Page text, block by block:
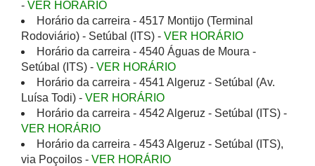
- VER HORÁRIO
Horário da carreira - 4517 Montijo (Terminal
Rodoviário) - Setúbal (ITS) - VER HORÁRIO
Horário da carreira - 4540 Águas de Moura -
Setúbal (ITS) - VER HORÁRIO
Horário da carreira - 4541 Algeruz - Setúbal (Av.
Luísa Todi) - VER HORÁRIO
Horário da carreira - 4542 Algeruz - Setúbal (ITS) -
VER HORÁRIO
Horário da carreira - 4543 Algeruz - Setúbal (ITS),
via Poçoilos - VER HORÁRIO